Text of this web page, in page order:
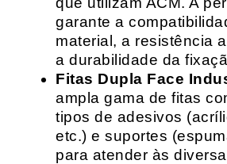
garante a
material, a resistência
a durabilidade da
Fitas Dupla Face
ampla gama de fitas
tipos de adesivos
etc.) e suportes
para atender às